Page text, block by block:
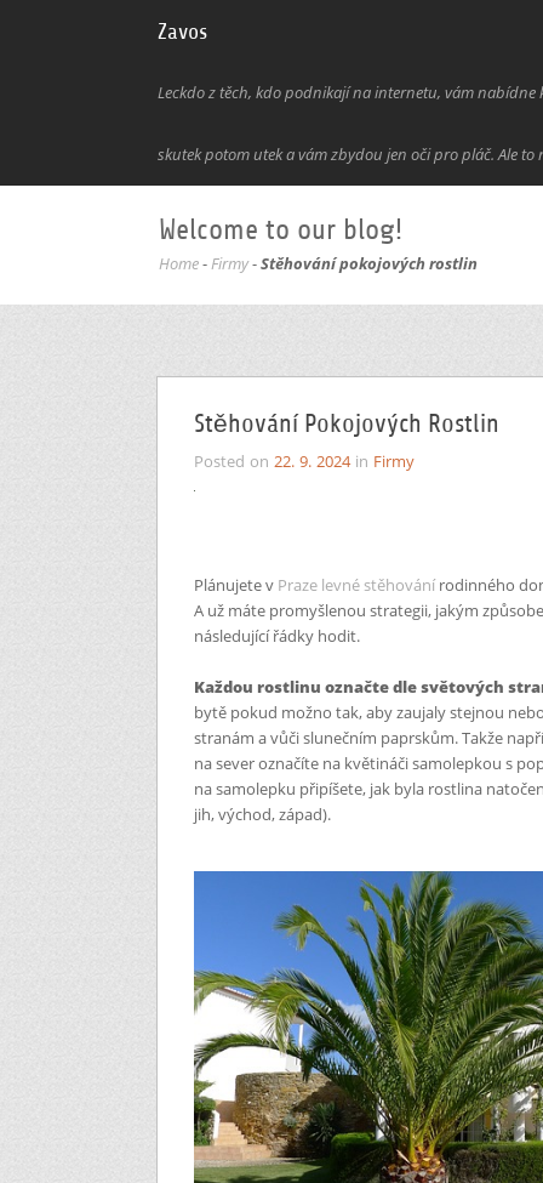
Zavos
Leckdo z těch, kdo podnikají na internetu, vám nabídne
skutek potom utek a vám zbydou jen oči pro pláč. Ale to
Welcome to our blog!
Home-Firmy-Stěhování pokojových rostlin
Stěhování Pokojových Rostlin
Posted on 22. 9. 2024in Firmy
Plánujete v Praze levné stěhování rodinného
A už máte promyšlenou strategii, jakým
následující řádky hodit.
Každou rostlinu označte dle světových
bytě pokud možno tak, aby zaujaly stejnou
stranám a vůči slunečním paprskům. Takže
na sever označíte na květináči samolepkou s
na samolepku připíšete, jak byla rostlina
jih, východ, západ).